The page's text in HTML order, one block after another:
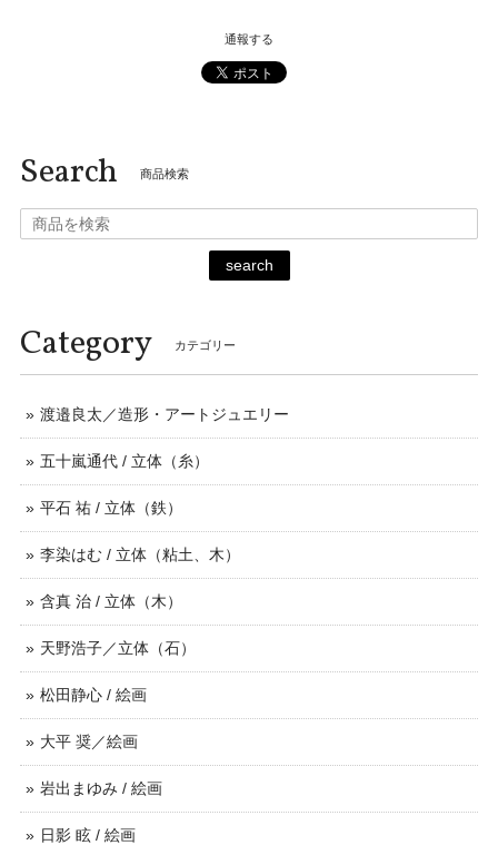
通報する
Search 商品検索
search
Category カテゴリー
渡邉良太／造形・アートジュエリー
五十嵐通代 / 立体（糸）
平石 祐 / 立体（鉄）
李染はむ / 立体（粘土、木）
含真 治 / 立体（木）
天野浩子／立体（石）
松田静心 / 絵画
大平 奨／絵画
岩出まゆみ / 絵画
日影 眩 / 絵画